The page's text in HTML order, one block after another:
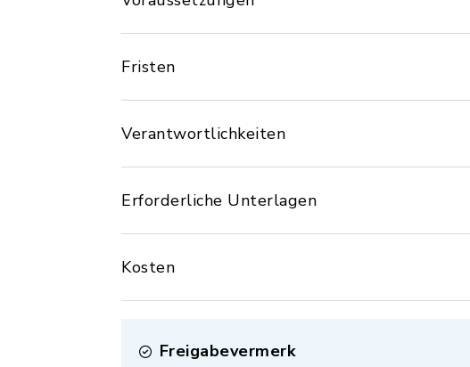
Fristen
Verantwortlichkeiten
Erforderliche Unterlagen
Kosten
Freigabevermerk